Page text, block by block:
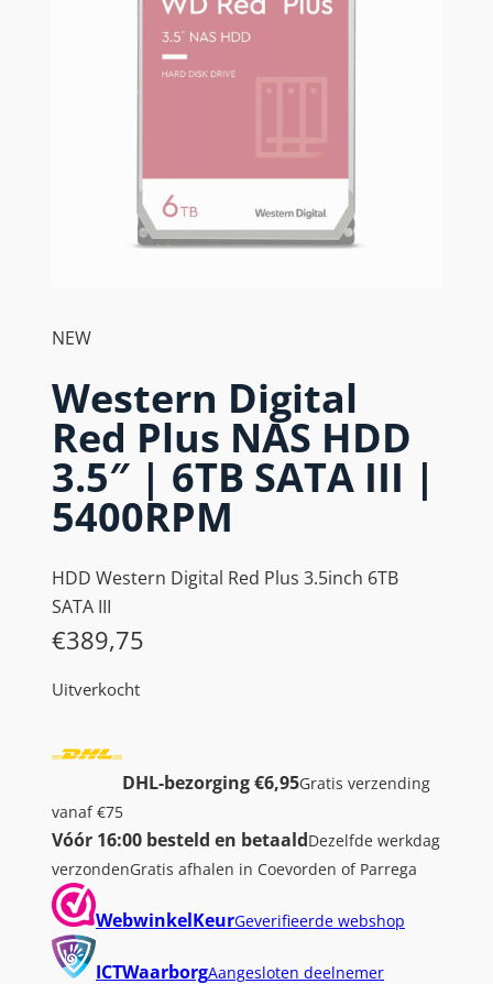
NEW
Western Digital
Red Plus NAS HDD
3.5″ | 6TB SATA III |
5400RPM
HDD Western Digital Red Plus 3.5inch 6TB
SATA III
€389,75
Uitverkocht
DHL-bezorging €6,95Gratis verzending
vanaf €75
Vóór 16:00 besteld en betaaldDezelfde werkdag
verzondenGratis afhalen in Coevorden of Parrega
WebwinkelKeurGeverifieerde webshop
ICTWaarborgAangesloten deelnemer